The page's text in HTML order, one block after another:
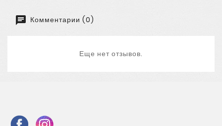
Комментарии (0)
Еще нет отзывов.